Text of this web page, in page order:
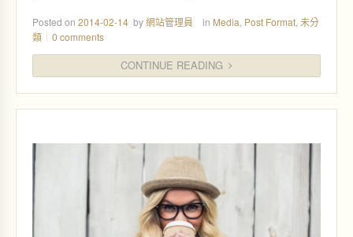
Posted on 2014-02-14 by網站管理員 in Media Post Format 未分
類
0 comments
CONTINUE READING